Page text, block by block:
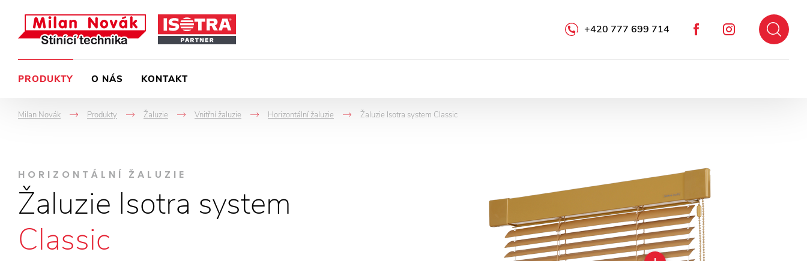
Instagram
Facebook
+420 777 699 714
PRODUKTY O NÁS KONTAKT
Milan Novák
->
Produkty
->
Žaluzie
->
Vnitřní žaluzie
->
Horizontální žaluzie Žaluzie Isotra system Classic
HORIZONTÁLNÍ ŽALUZIE
Žaluzie Isotra system
Classic